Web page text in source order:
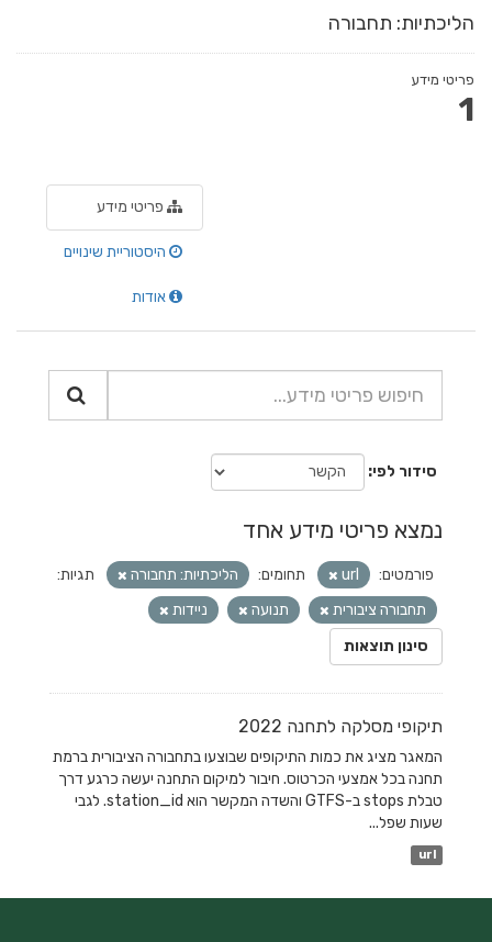
הליכתיות: תחבורה
פריטי מידע
1
פריטי מידע
היסטוריית שינויים
אודות
סידור לפי
נמצא פריטי מידע אחד
פורמטים: url תחומים: הליכתיות: תחבורה
תגיות:
תחבורה ציבורית
תנועה
ניידות
סינון תוצאות
תיקופי מסלקה לתחנה 2022
המאגר מציג את כמות התיקופים שבוצעו בתחבורה הציבורית ברמת
תחנה בכל אמצעי הכרטוס. חיבור למיקום התחנה יעשה כרגע דרך
טבלת stops ב-GTFS והשדה המקשר הוא station_id. לגבי
שעות שפל...
url